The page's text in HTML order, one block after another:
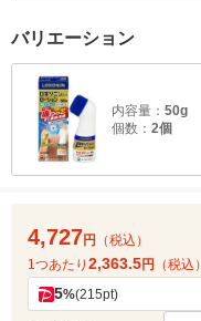
バリエーション
内容量： 50g
個数： 2個
4,727円
（税込）
1つあたり 2,363.5円 （税込）
5%(215pt)